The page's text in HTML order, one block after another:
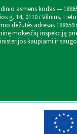
asmens kodas —
g. 14, 01107 Vilnius,
dėžutės adresas
mokesčių inspekciją
kaupiami ir